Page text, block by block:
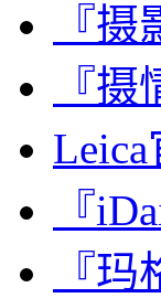
『
『
『
『